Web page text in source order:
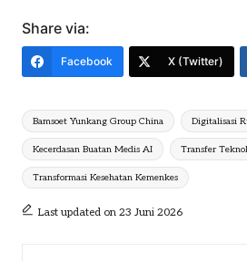
Share via:
Facebook X (Twitter)
Tags:
Bamsoet Yunkang Group China Digitalisasi
Kecerdasan Buatan Medis AI Transfer
Transformasi Kesehatan Kemenkes
Last updated on 23 Juni 2026